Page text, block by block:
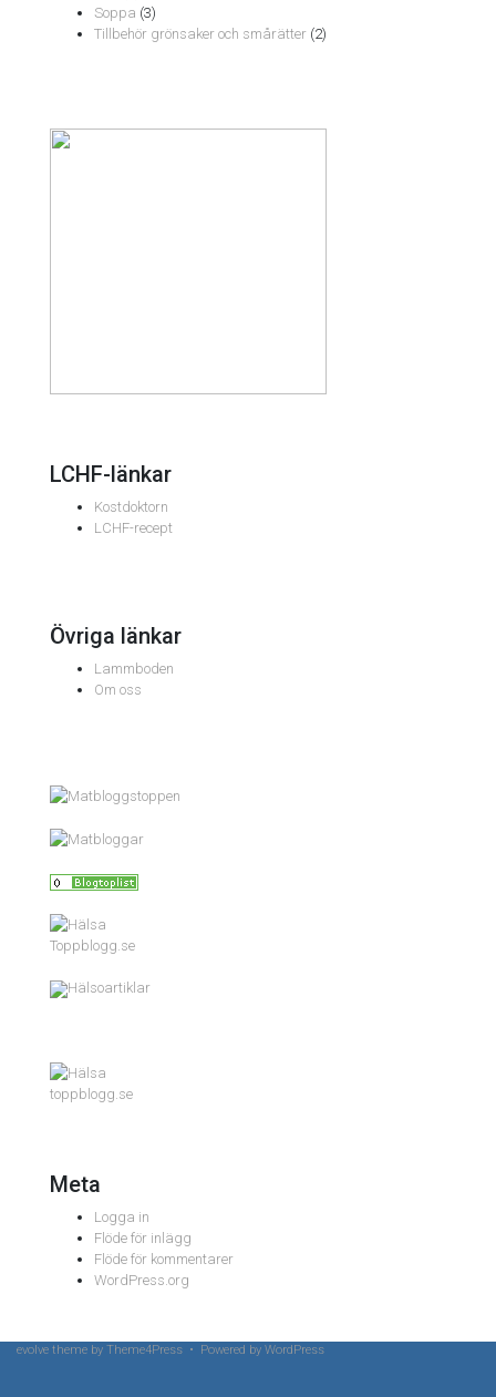
Soppa (3)
Tillbehör grönsaker och smårätter (2)
LCHF-länkar
Kostdoktorn
LCHF-recept
Övriga länkar
Lammboden
Om oss
Toppblogg.se
Hälsoartiklar
toppblogg.se
Meta
Logga in
Flöde för inlägg
Flöde för kommentarer
WordPress.org
evolve theme by Theme4Press • Powered by WordPress